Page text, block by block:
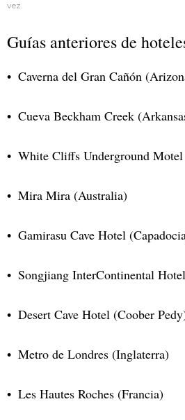
vez.
Guías anteriores de
Caverna del Gran Cañón
Cueva Beckham Creek
White Cliffs Underground
Mira Mira (Australia)
Gamirasu Cave Hotel
Songjiang InterContinental
Desert Cave Hotel (Coober
Metro de Londres (Inglaterra)
Les Hautes Roches (Francia)